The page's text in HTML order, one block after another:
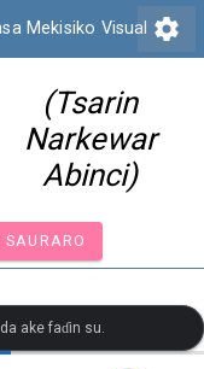
Mekisiko Visual settings
(Tsarin
Narkewar
Abinci)
SAURARO
ake faɗin su.